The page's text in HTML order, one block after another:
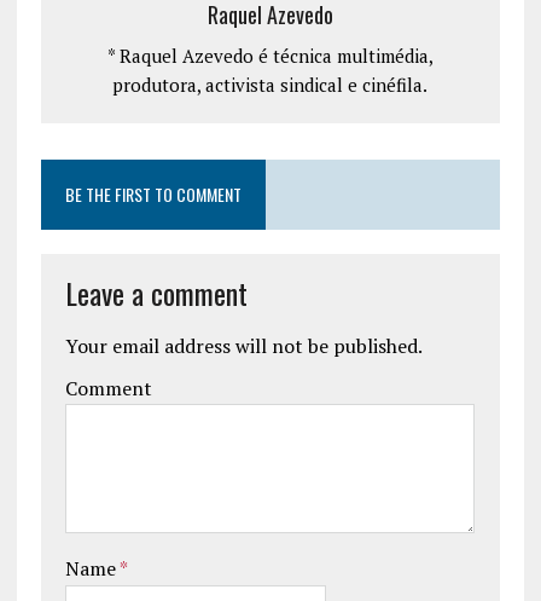
Raquel Azevedo
* Raquel Azevedo é técnica multimédia,
produtora, activista sindical e cinéfila.
BE THE FIRST TO COMMENT
Leave a comment
Your email address will not be published.
Comment
Name*